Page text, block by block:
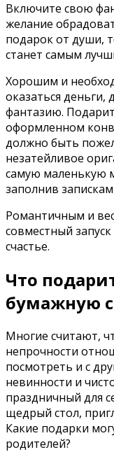
Включите свою
желание
подарок от души,
станет самым
Хорошим и
оказаться
фантазию.
оформленном
должно быть
незатейливое
самую маленькую
заполнив
Романтичным и
совместный
счастье.
Что
бумажную
Многие считают,
непрочности
посмотреть и с
невинности и
праздничный для
щедрый стол,
Какие подарки
родителей?